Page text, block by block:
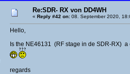
Re:SDR- RX von DD4WH
« Reply #42 on:08. September 2020,
Hello,
Is the NE46131 (RF stage in de SDR-RX)
regards